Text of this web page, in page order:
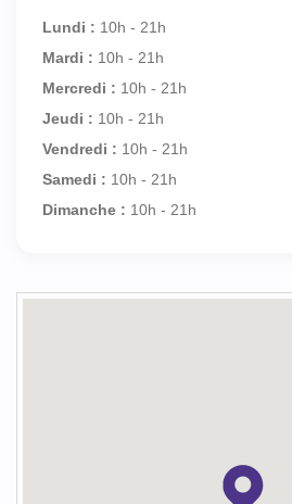
Lundi : 10h - 21h
Mardi : 10h - 21h
Mercredi : 10h - 21h
Jeudi : 10h - 21h
Vendredi : 10h - 21h
Samedi : 10h - 21h
Dimanche : 10h - 21h